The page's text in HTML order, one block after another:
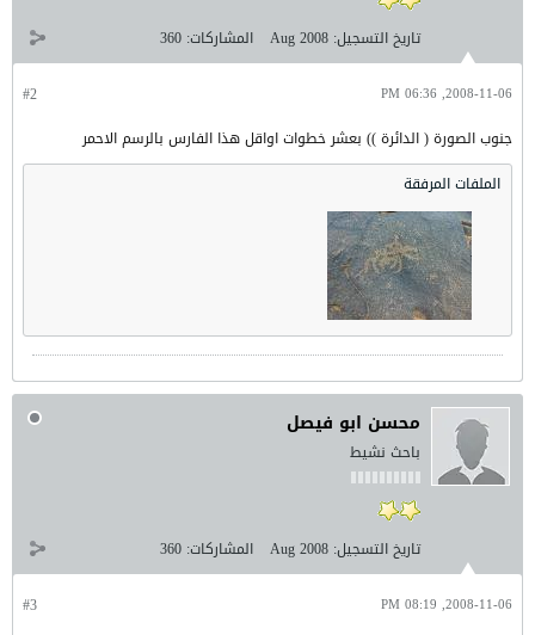
تاريخ التسجيل: Aug 2008 المشاركات: 360
#2 2008-11-06, 06:36 PM
جنوب الصورة ( الدائرة )) بعشر خطوات اواقل هذا الفارس بالرسم الاحمر
الملفات المرفقة
محسن ابو فيصل
باحث نشيط
تاريخ التسجيل: Aug 2008 المشاركات: 360
#3 2008-11-06, 08:19 PM